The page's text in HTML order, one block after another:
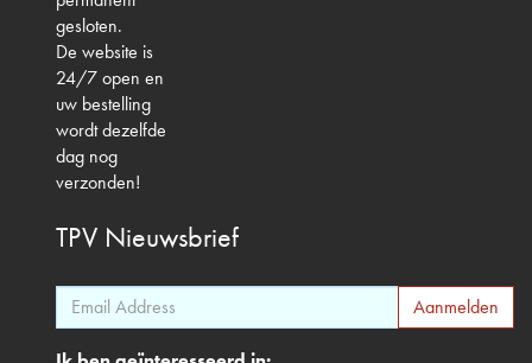
gesloten.
De website is
24/7 open en
uw bestelling
wordt dezelfde
dag nog
verzonden!
TPV Nieuwsbrief